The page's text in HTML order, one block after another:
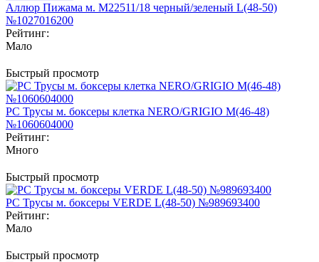
Аллюр Пижама м. M22511/18 черный/зеленый L(48-50)
№1027016200
Рейтинг:
Мало
Быстрый просмотр
PC Трусы м. боксеры клетка NERO/GRIGIO M(46-48)
№1060604000
Рейтинг:
Много
Быстрый просмотр
PC Трусы м. боксеры VERDE L(48-50) №989693400
Рейтинг:
Мало
Быстрый просмотр